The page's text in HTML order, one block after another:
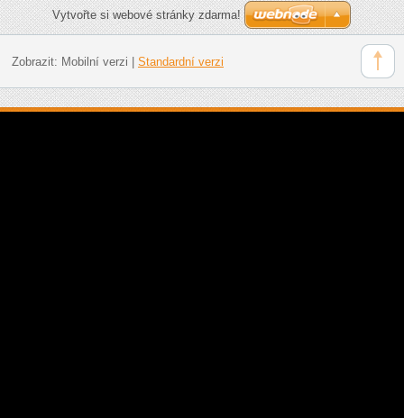
Vytvořte si webové stránky zdarma!
Zobrazit: Mobilní verzi Standardní verzi